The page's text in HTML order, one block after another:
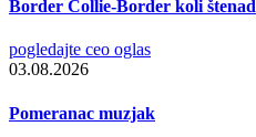
Border Collie-Border koli štenad
pogledajte ceo oglas
03.08.2026
Pomeranac muzjak